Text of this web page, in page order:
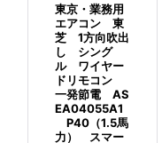
東京・業務用
エアコン 東
芝 1方向吹出
し シング
ル ワイヤー
ドリモコン
一発節電 AS
EA04055A1
P40（1.5馬
力） スマー